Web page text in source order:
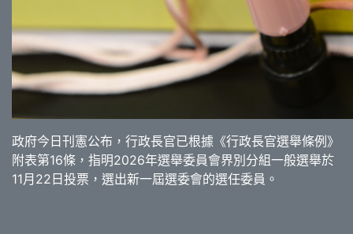
政府今日刊憲公布，行政長官已根據《行政長官選舉條例》
附表第16條，指明2026年選舉委員會界別分組一般選舉於
11月22日投票，選出新一屆選委會的選任委員。